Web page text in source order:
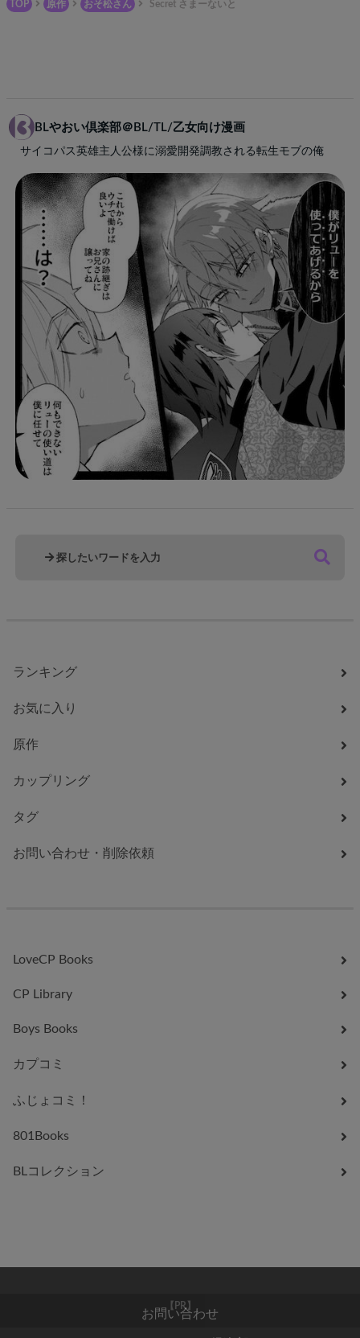
TOP 原作 おそ松さん Secret さまーないと
BLやおい倶楽部＠BL/TL/乙女向け漫画
サイコパス英雄主人公様に溺愛開発調教される転生モブの俺
ランキング
お気に入り
原作
カップリング
タグ
お問い合わせ・削除依頼
LoveCP Books
CP Library
Boys Books
カプコミ
ふじょコミ！
801Books
BLコレクション
お問い合わせ